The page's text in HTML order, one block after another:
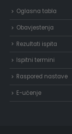
Oglasna tabla
Obavjestenja
Rezultati ispita
Ispitni termini
Raspored nastave
E-učenje